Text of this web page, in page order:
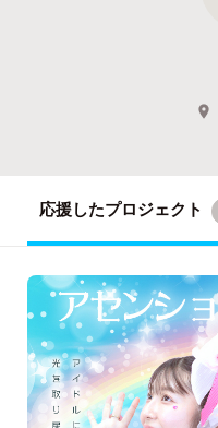
応援したプロジェクト